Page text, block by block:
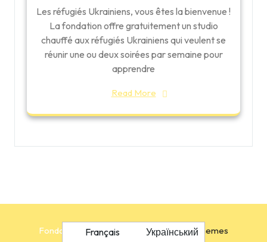
Les réfugiés Ukrainiens, vous êtes la bienvenue !
La fondation offre gratuitement un studio
chauffé aux réfugiés Ukrainiens qui veulent se
réunir une ou deux soirées par semaine pour
apprendre
Read More
Fondation Québec-UkraineBy Ovation Themes
Français Український